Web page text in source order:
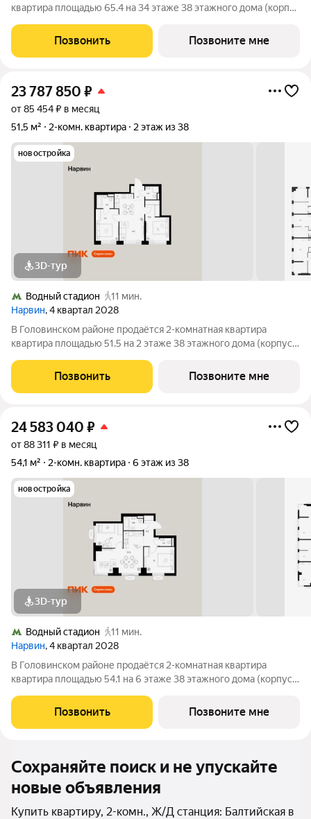
квартира площадью 65.4 на 34 этаже 38 этажного дома (корпус
10 минут пешком до станции метро «Водный стадион» и 20
минут до МЦК «Коптево».
Позвонить Позвоните мне
23 787 850 ₽
от 85 454 ₽ в месяц
51,5 м²
2-комн. квартира 2 этаж из 38
новостройка
3D-тур
Водный стадион
11 мин.
Нарвин, 4 квартал 2028
В Головинском районе продаётся 2-комнатная квартира
квартира площадью 51.5 на 2 этаже 38 этажного дома (корпус
10 минут пешком до станции метро «Водный стадион» и 20
минут до МЦК «Коптево».
Позвонить Позвоните мне
24 583 040 ₽
от 88 311 ₽ в месяц
54,1 м²
2-комн. квартира 6 этаж из 38
новостройка
3D-тур
Водный стадион
11 мин.
Нарвин, 4 квартал 2028
В Головинском районе продаётся 2-комнатная квартира
квартира площадью 54.1 на 6 этаже 38 этажного дома (корпус
10 минут пешком до станции метро «Водный стадион» и 20
минут до МЦК «Коптево».
Позвонить Позвоните мне
Сохраняйте поиск и не упускайте
новые объявления
Купить квартиру, 2-комн., Ж/Д станция: Балтийская в